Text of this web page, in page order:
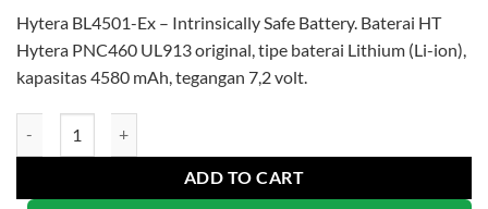
Hytera BL4501-Ex – Intrinsically Safe Battery. Baterai HT
Hytera PNC460 UL913 original, tipe baterai Lithium (Li-ion),
kapasitas 4580 mAh, tegangan 7,2 volt.
ADD TO CART